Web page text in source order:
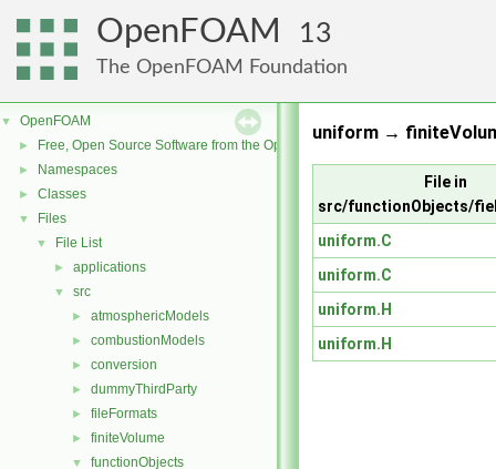
OpenFOAM 13
The OpenFOAM Foundation
▼ OpenFOAM
► Free, Open Source Software from the OpenFOAM Foundation
► Namespaces
► Classes
▼ Files
▼ File List
► applications
▼ src
► atmosphericModels
► combustionModels
► conversion
► dummyThirdParty
► fileFormats
► finiteVolume
▼ functionObjects
uniform →
File in
src/functionObjects/
uniform.C
uniform.C
uniform.H
uniform.H